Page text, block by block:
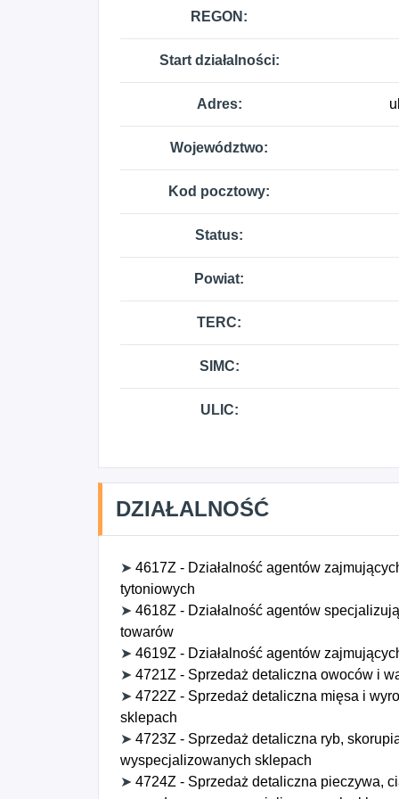
REGON:
Start działalności:
Adres:
Województwo:
Kod pocztowy:
Status:
Powiat:
TERC:
SIMC:
ULIC:
DZIAŁALNOŚĆ
➤ 4617Z - Działalność agentów
tytoniowych
➤ 4618Z - Działalność agentów
towarów
➤ 4619Z - Działalność agentów
➤ 4721Z - Sprzedaż detaliczna owoców i
➤ 4722Z - Sprzedaż detaliczna mięsa i
sklepach
➤ 4723Z - Sprzedaż detaliczna ryb,
wyspecjalizowanych sklepach
➤ 4724Z - Sprzedaż detaliczna pieczywa,